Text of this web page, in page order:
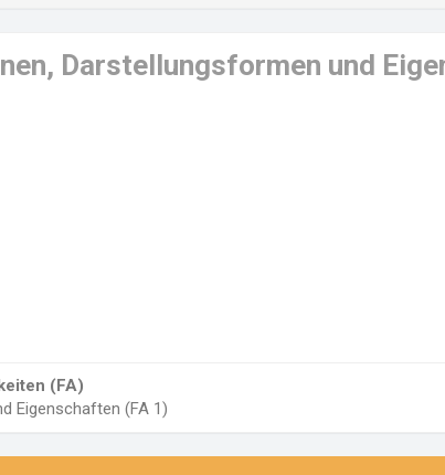
Darstellungsformen und
(FA)
Eigenschaften (FA 1)